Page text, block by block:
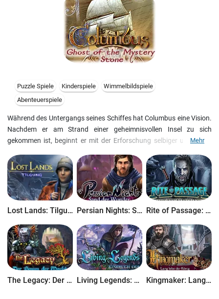
Puzzle Spiele Kinderspiele
Wimmelbildspiele
Abenteuerspiele
Während des Untergangs seines Schiffes hat Columbus eine Vision.
Nachdem er am Strand einer geheimnisvollen Insel zu sich
gekommen ist, beginnt er mit der Erforschung selbiger und findet
Finde wichtige Objekte, die Dir beim Spielen von Columbus - Der
Geist im Stein, einem spannenden Wimmelbild- Puzzle-
Abenteuerspiel, helfen.
Mehr
Lost Lands: Tilgung Persian Nights: Sand der Wunder Rite of Passage: Schwert und Schatten
The Legacy: Der Baum der Macht Living Legends: Einbruch des Himmels Kingmaker: Lang lebe der König